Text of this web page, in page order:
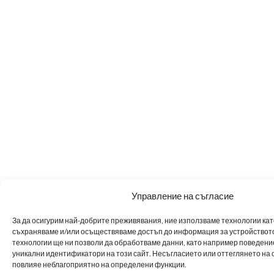
Управление на съгласие
За да осигурим най-добрите преживявания, ние използваме технологии
съхраняваме и/или осъществяваме достъп до информация за
технологии ще ни позволи да обработваме данни, като например
уникални идентификатори на този сайт. Несъгласието или оттеглянето на
повлияе неблагоприятно на определени функции.